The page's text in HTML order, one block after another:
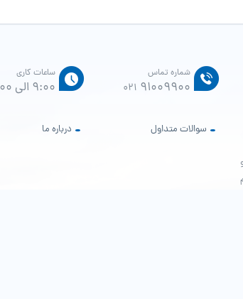
شماره تماس
021 91009900
سوالات متداول
ساعات کاری
9:00 الی 16:00
درباره ما